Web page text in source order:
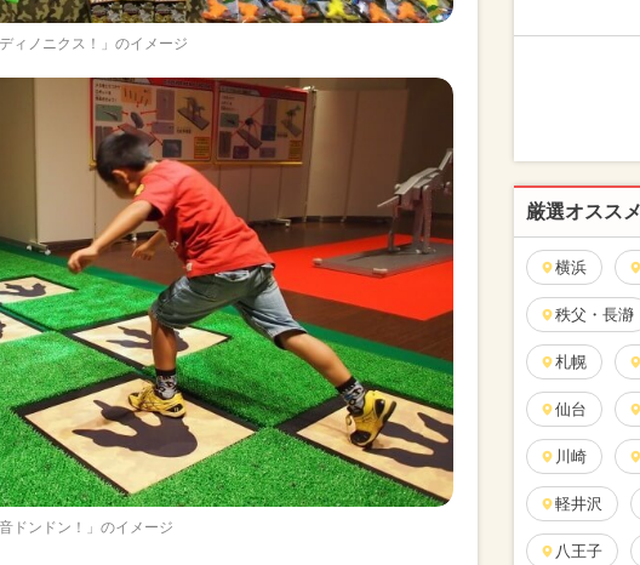
ィノニクス！」のイメージ
ドンドン！」のイメージ
厳選オスス
横浜
秩父・長瀞
札幌
仙台
川崎
軽井沢
八王子